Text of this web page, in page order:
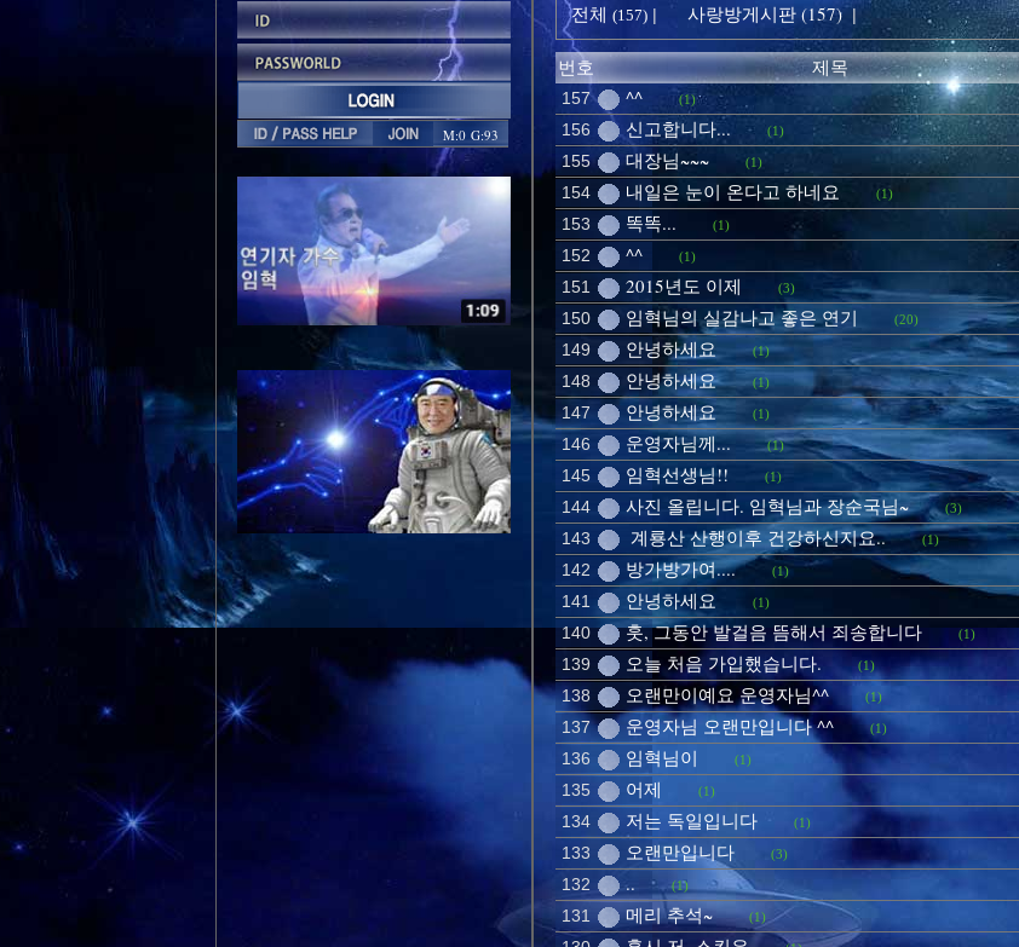
M:0 G:93
전체 (157)| 사랑방게시판 (157) |
번호 제목
157 ^^ (1)
156 신고합니다... (1)
155 대장님~~~ (1)
154 내일은 눈이 온다고 하네요 (1)
153 똑똑... (1)
152 ^^ (1)
151 2015년도 이제 (3)
150 임혁님의 실감나고 좋은 연기 (20)
149 안녕하세요 (1)
148 안녕하세요 (1)
147 안녕하세요 (1)
146 운영자님께... (1)
145 임혁선생님!! (1)
144 사진 올립니다. 임혁님과 장순국님~ (3)
143 계룡산 산행이후 건강하신지요.. (1)
142 방가방가여.... (1)
141 안녕하세요 (1)
140 훗, 그동안 발걸음 뜸해서 죄송합니다 (1)
139 오늘 처음 가입했습니다. (1)
138 오랜만이예요 운영자님^^ (1)
137 운영자님 오랜만입니다 ^^ (1)
136 임혁님이 (1)
135 어제 (1)
134 저는 독일입니다 (1)
133 오랜만입니다 (3)
132 .. (1)
131 메리 추석~ (1)